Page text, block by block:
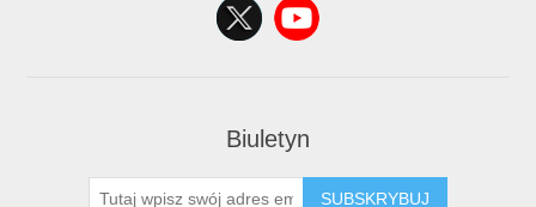
Biuletyn
SUBSKRYBUJ